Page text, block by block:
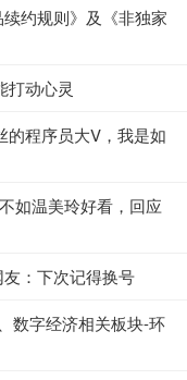
约规则》及《非独家
打动心灵
的程序员大V，我是如
如温美玲好看，回应
：下次记得换号
数字经济相关板块-环